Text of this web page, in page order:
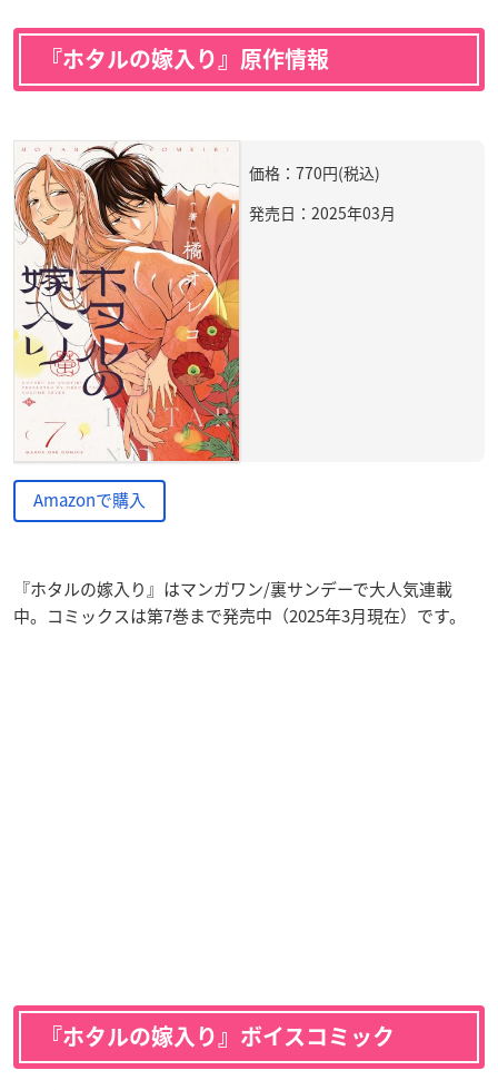
『ホタルの嫁入り』原作情報
価格：770円(税込)
発売日：2025年03月
Amazonで購入
『ホタルの嫁入り』はマンガワン/裏サンデーで大人気連載
中。コミックスは第7巻まで発売中（2025年3月現在）です。
『ホタルの嫁入り』ボイスコミック